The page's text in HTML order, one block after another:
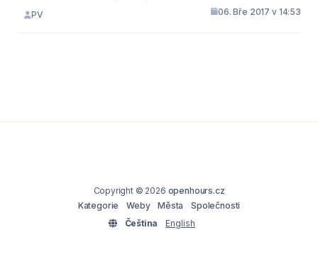
PV 06. Bře 2017 v 14:53
Copyright © 2026 openhours.cz
Kategorie
Weby Města
Společnosti
Čeština
English